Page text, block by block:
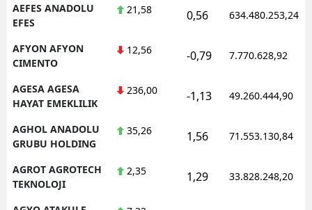
AEFES ANADOLU
EFES
21,58 0,56 634.480.253,24
AFYON AFYON
CIMENTO
12,56 -0,79 7.770.628,92
AGESA AGESA
HAYAT EMEKLILIK
236,00 -1,13 49.260.444,90
AGHOL ANADOLU
GRUBU HOLDING
35,26 1,56 71.553.130,84
AGROT AGROTECH
TEKNOLOJI
2,35 1,29 33.828.248,20